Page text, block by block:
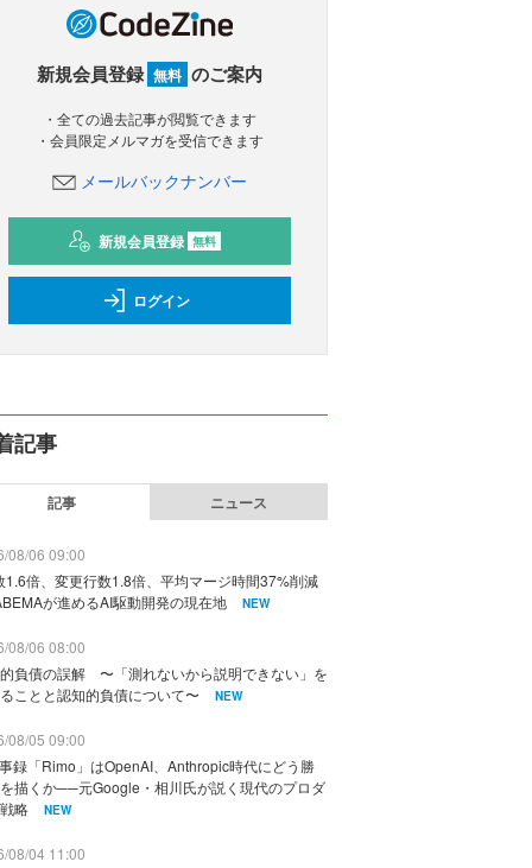
新規会員登録 無料 のご案内
・全ての過去記事が閲覧できます
・会員限定メルマガを受信できます
メールバックナンバー
新規会員登録 無料
ログイン
記事
記事 ニュース
08/06 09:00
1.6倍、変更行数1.8倍、平均マージ時間37%削減
が進めるAI駆動開発の現在地
NEW
08/06 08:00
負債の誤解 〜「測れないから説明できない」を
ことと認知的負債について〜
NEW
08/05 09:00
録「Rimo」はOpenAI、Anthropic時代にどう勝
描くか──元Google・相川氏が説く現代のプロダ
略
NEW
08/04 11:00